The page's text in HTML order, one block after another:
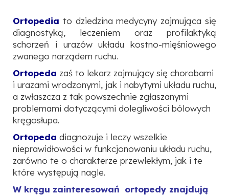
Ortopedia to dziedzina medycyny zajmująca się
diagnostyką, leczeniem oraz profilaktyką
schorzeń i urazów układu kostno-mięśniowego
zwanego narządem ruchu.
Ortopeda zaś to lekarz zajmujący się chorobami
i urazami wrodzonymi, jak i nabytymi układu ruchu,
a zwłaszcza z tak powszechnie zgłaszanymi
problemami dotyczącymi dolegliwości bólowych
kręgosłupa.
Ortopeda diagnozuje i leczy wszelkie
nieprawidłowości w funkcjonowaniu układu ruchu,
zarówno te o charakterze przewlekłym, jak i te
które występują nagle.
W kręgu zainteresowań ortopedy znajdują